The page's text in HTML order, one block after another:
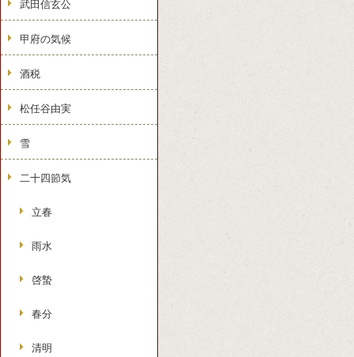
武田信玄公
甲府の気候
酒税
松任谷由実
雪
二十四節気
立春
雨水
啓蟄
春分
清明